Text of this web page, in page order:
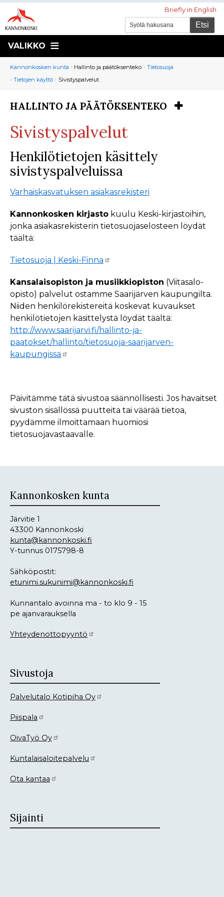
Briefly in English
VALIKKO
Murupolku
You
are
Kannonkosken kunta Hallinto ja päätöksenteko
Tietosuoja
Tietojen käyttö
Sivistyspalvelut
You
here:
HALLINTO JA PÄÄTÖKSENTEKO
Sivistyspalvelut
Henkilötietojen käsittely
sivistyspalveluissa
Varhaiskasvatuksen asiakasrekisteri
Kannonkosken kirjasto kuulu Keski-kirjastoihin,
jonka asiakasrekisterin tietosuojaselosteen löydät
täältä:
Tietosuoja | Keski-Finna
Kansalaisopiston ja musiikkiopiston (Viitasalo-
opisto) palvelut ostamme Saarijärven kaupungilta.
Niiden henkilörekistereitä koskevat kuvaukset
henkilötietojen käsittelystä löydät täältä:
http://www.saarijarvi.fi/hallinto-ja-
paatokset/hallinto/tietosuoja-saarijarven-
kaupungissa
Päivitämme tätä sivustoa säännöllisesti. Jos havaitset
sivuston sisällössä puutteita tai väärää tietoa,
pyydämme ilmoittamaan huomiosi
tietosuojavastaavalle.
Kannonkosken kunta
Järvitie 1
43300 Kannonkoski
kunta@kannonkoski.fi
Y-tunnus 0175798-8
Sähköpostit:
etunimi.sukunimi@kannonkoski.fi
Kunnantalo avoinna ma - to klo 9 - 15
pe ajanvarauksella
Yhteydenottopyyntö
Sivustoja
Palvelutalo Kotipiha Oy
Piispala
OivaTyö Oy
Kuntalaisaloitepalvelu
Ota kantaa
Sijainti